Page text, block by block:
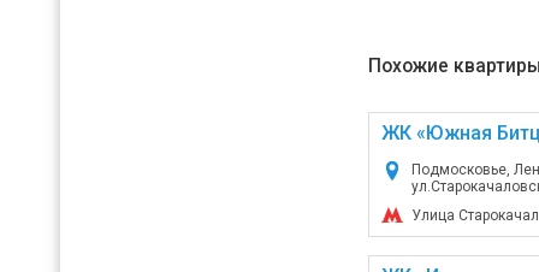
Похожие
ЖК «Южная
Подмосковье,
Улица